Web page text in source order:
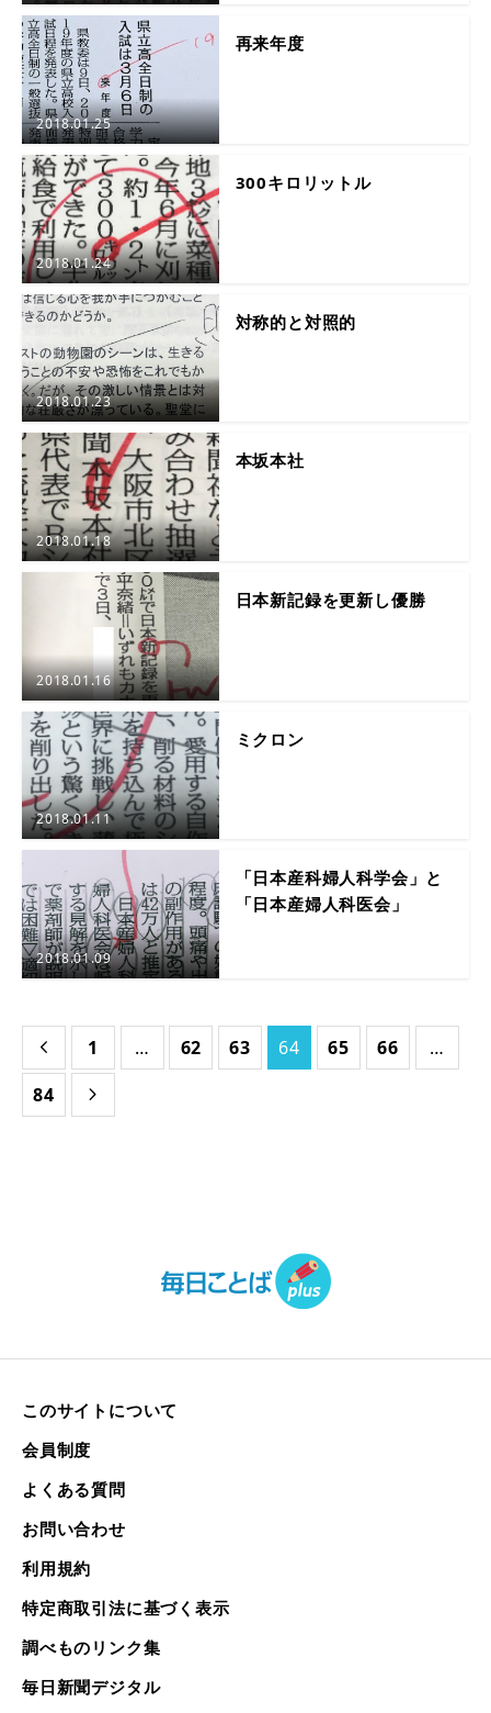
2018.01.25
再来年度
2018.01.24
300キロリットル
2018.01.23
対称的と対照的
2018.01.18
本坂本社
2018.01.16
日本新記録を更新し優勝
2018.01.11
ミクロン
2018.01.09
「日本産科婦人科学会」と
「日本産婦人科医会」
 1 … 62 63 64 65 66
…
84

このサイトについて
会員制度
よくある質問
お問い合わせ
利用規約
特定商取引法に基づく表示
調べものリンク集
毎日新聞デジタル